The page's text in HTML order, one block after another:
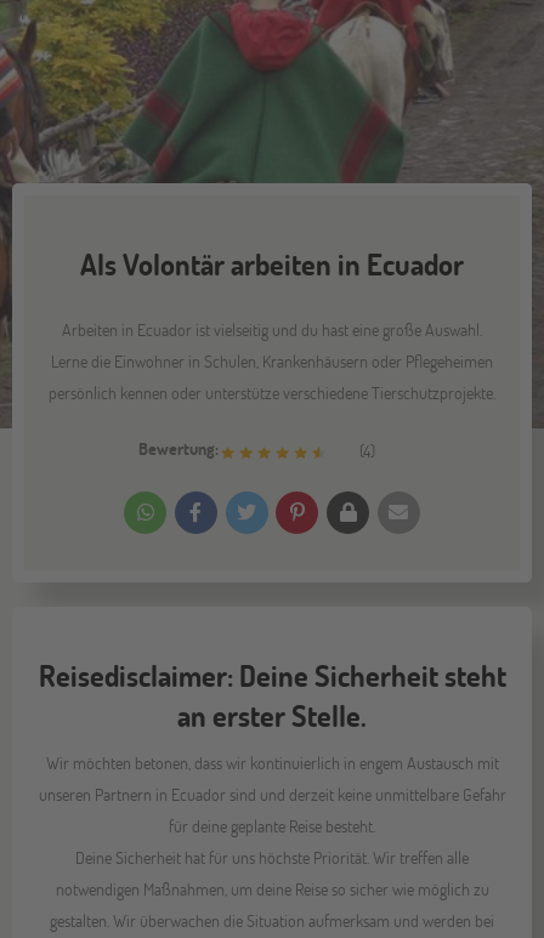
Als Volontär arbeiten in Ecuador
Arbeiten in Ecuador ist vielseitig und du hast eine große Auswahl.
Lerne die Einwohner in Schulen, Krankenhäusern oder Pflegeheimen
persönlich kennen oder unterstütze verschiedene Tierschutzprojekte.
Bewertung: (4)
Reisedisclaimer: Deine Sicherheit steht
an erster Stelle.
Wir möchten betonen, dass wir kontinuierlich in engem Austausch mit
unseren Partnern in Ecuador sind und derzeit keine unmittelbare Gefahr
für deine geplante Reise besteht.
Deine Sicherheit hat für uns höchste Priorität. Wir treffen alle
notwendigen Maßnahmen, um deine Reise so sicher wie möglich zu
gestalten. Wir überwachen die Situation aufmerksam und werden bei